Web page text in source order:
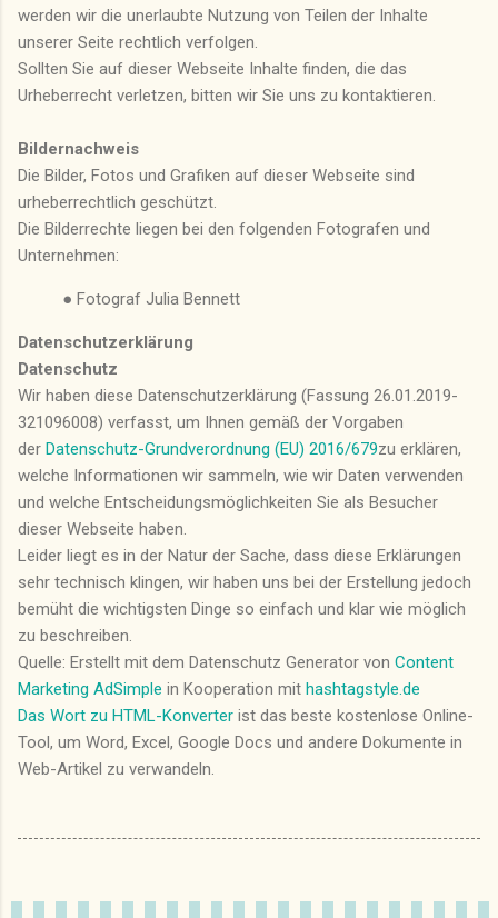
werden wir die unerlaubte Nutzung von Teilen der Inhalte
unserer Seite rechtlich verfolgen.
Sollten Sie auf dieser Webseite Inhalte finden, die das
Urheberrecht verletzen, bitten wir Sie uns zu kontaktieren.
Bildernachweis
Die Bilder, Fotos und Grafiken auf dieser Webseite sind
urheberrechtlich geschützt.
Die Bilderrechte liegen bei den folgenden Fotografen und
Unternehmen:
● Fotograf Julia Bennett
Datenschutzerklärung
Datenschutz
Wir haben diese Datenschutzerklärung (Fassung 26.01.2019-
321096008) verfasst, um Ihnen gemäß der Vorgaben
der Datenschutz-Grundverordnung (EU) 2016/679zu erklären,
welche Informationen wir sammeln, wie wir Daten verwenden
und welche Entscheidungsmöglichkeiten Sie als Besucher
dieser Webseite haben.
Leider liegt es in der Natur der Sache, dass diese Erklärungen
sehr technisch klingen, wir haben uns bei der Erstellung jedoch
bemüht die wichtigsten Dinge so einfach und klar wie möglich
zu beschreiben.
Quelle: Erstellt mit dem Datenschutz Generator von Content
Marketing AdSimple in Kooperation mit hashtagstyle.de
Das Wort zu HTML-Konverter ist das beste kostenlose Online-
Tool, um Word, Excel, Google Docs und andere Dokumente in
Web-Artikel zu verwandeln.